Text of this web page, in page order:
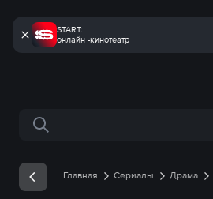
START:
онлайн -кинотеатр
Поиск по сайту
Главная Сериалы Драма